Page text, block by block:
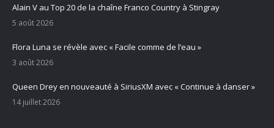
Alain V au Top 20 de la chaîne Franco Country à Stingray
5 août 2026
Flora Luna se révèle avec « Facile comme de l’eau »
3 août 2026
Queen Drey en nouveauté à SiriusXM avec « Continue à danser »
14 juillet 2026